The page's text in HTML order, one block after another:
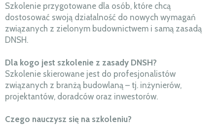
Szkolenie przygotowane dla osób, które chcą
dostosować swoją działalność do nowych wymagań
związanych z zielonym budownictwem i samą zasadą
DNSH.
Dla kogo jest szkolenie z zasady DNSH?
Szkolenie skierowane jest do profesjonalistów
związanych z branżą budowlaną – tj. inżynierów,
projektantów, doradców oraz inwestorów.
Czego nauczysz się na szkoleniu?